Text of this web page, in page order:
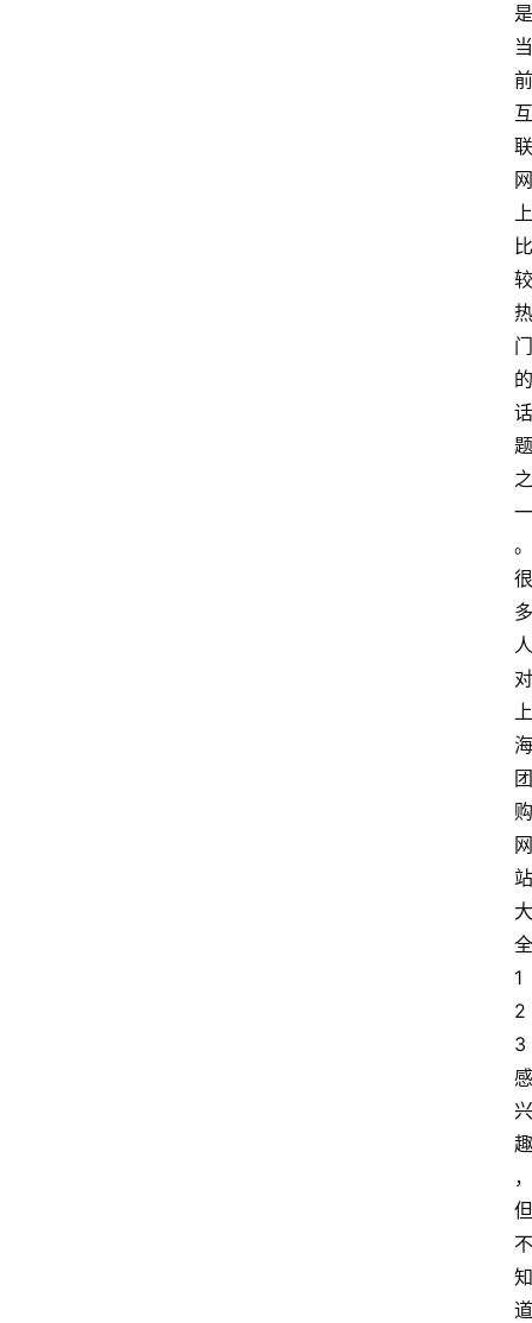
是
当
前
互
联
网
上
比
较
热
门
的
话
题
之
一
。
很
多
人
对
上
海
团
购
网
站
大
全
1
2
3
感
兴
趣
，
但
不
知
道